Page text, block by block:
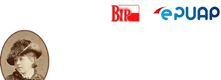
zawiera
system
dostępności.